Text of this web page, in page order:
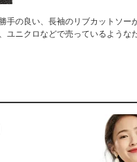
手の良い、長袖のリブカットソ
ユニクロなどで売っているよう